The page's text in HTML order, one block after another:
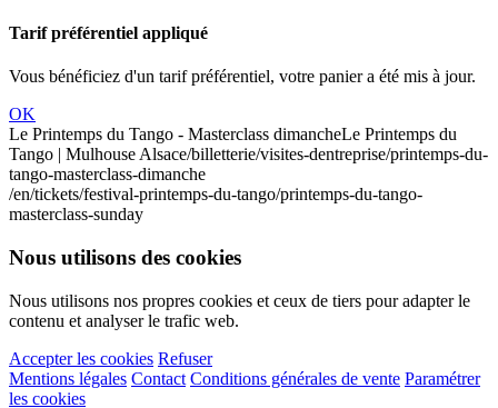
Tarif préférentiel appliqué
Vous bénéficiez d'un tarif préférentiel, votre panier a été mis à jour.
OK
Le Printemps du Tango - Masterclass dimancheLe Printemps du
Tango | Mulhouse Alsace/billetterie/visites-dentreprise/printemps-du-
tango-masterclass-dimanche
/en/tickets/festival-printemps-du-tango/printemps-du-tango-
masterclass-sunday
Nous utilisons des cookies
Nous utilisons nos propres cookies et ceux de tiers pour adapter le
contenu et analyser le trafic web.
Accepter les cookies Refuser
Mentions légales Contact Conditions générales de vente Paramétrer
les cookies